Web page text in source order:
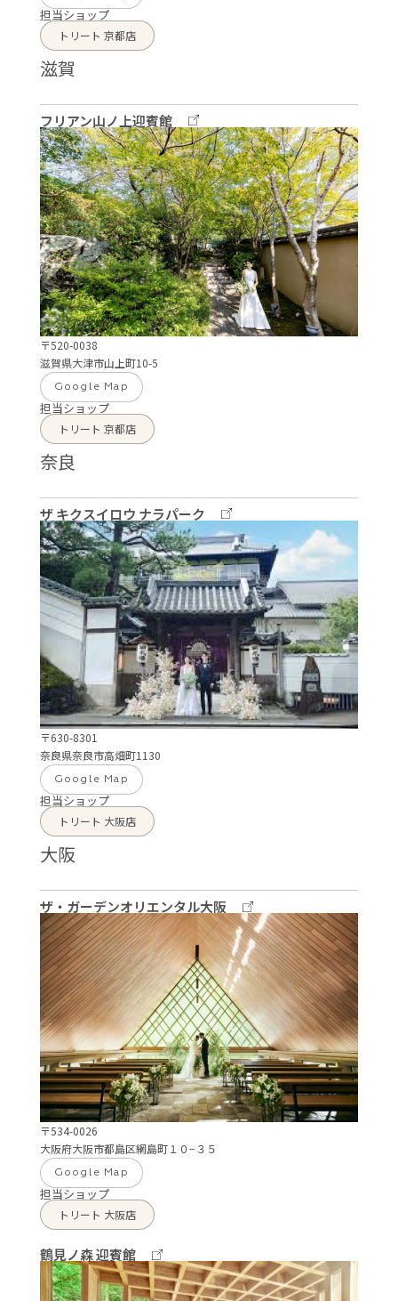
担当ショップ
トリート 京都店
滋賀
フリアン山ノ上迎賓館
〒520-0038
滋賀県大津市山上町10-5
Google Map
担当ショップ
トリート 京都店
奈良
ザ キクスイロウ ナラパーク
〒630-8301
奈良県奈良市高畑町1130
Google Map
担当ショップ
トリート 大阪店
大阪
ザ・ガーデンオリエンタル大阪
〒534-0026
大阪府大阪市都島区網島町１０−３５
Google Map
担当ショップ
トリート 大阪店
鶴見ノ森 迎賓館